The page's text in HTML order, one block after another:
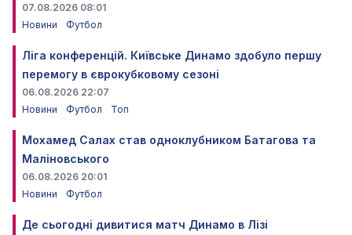
07.08.2026 08:01
Новини
Футбол
Ліга конференцій. Київське Динамо здобуло першу
перемогу в єврокубковому сезоні
06.08.2026 22:07
Новини
Футбол Топ
Мохамед Салах став одноклубником Батагова та
Маліновського
06.08.2026 20:01
Новини
Футбол
Де сьогодні дивитися матч Динамо в Лізі